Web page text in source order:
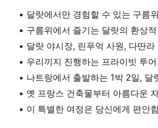
달랏에서만 경험할 수 있는 구름
구름위에서 즐기는 달랏의 환상
달랏 야시장, 린푸억 사원, 다딴
우리끼지 진행하는 프라이빗 투
나트랑에서 출발하는 1박 2일,
옛 프랑스 건축물부터 아름다운
이 특별한 여정은 당신에게 편안